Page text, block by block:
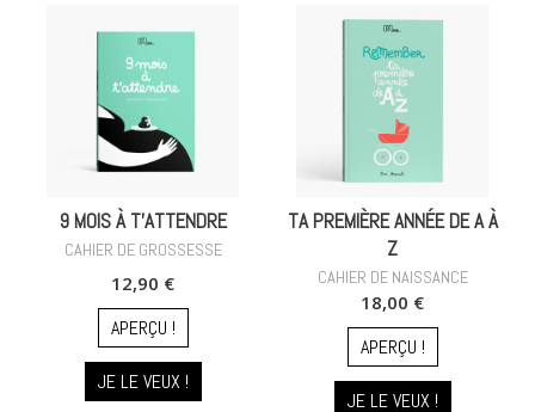
9 MOIS À T'ATTENDRE
CAHIER DE GROSSESSE
12,90 €
APERÇU !
JE LE VEUX !
TA PREMIÈRE ANNÉE DE A À
Z
CAHIER DE NAISSANCE
18,00 €
APERÇU !
JE LE VEUX !